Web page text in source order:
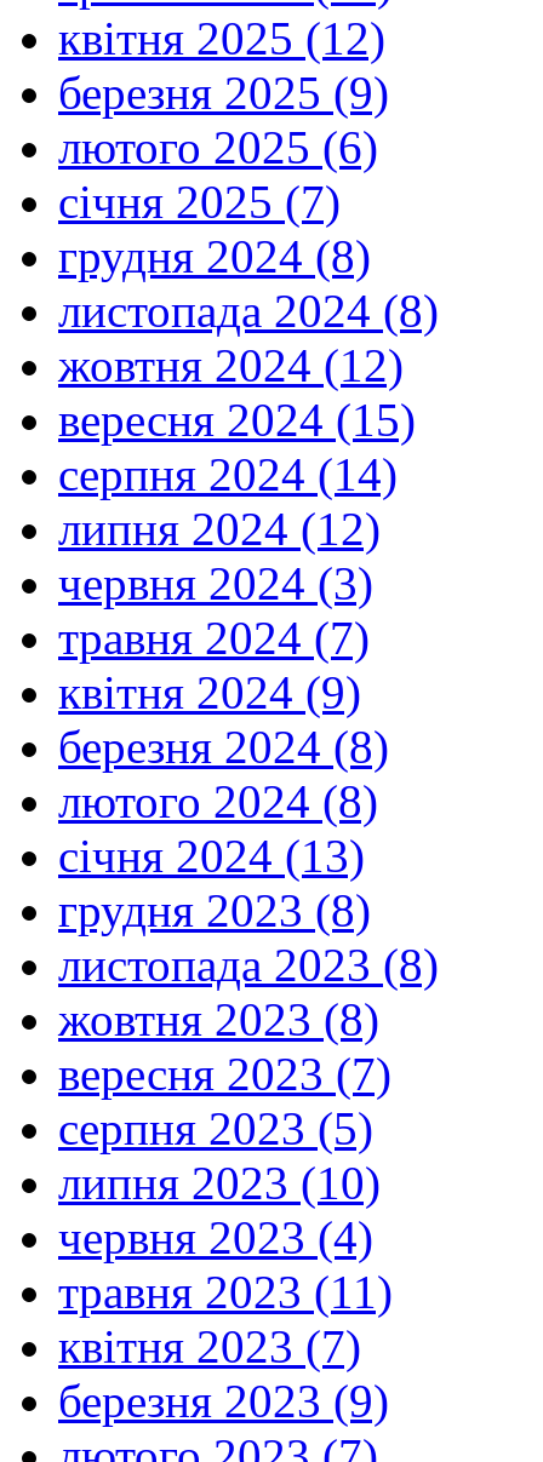
квітня 2025 (12)
березня 2025 (9)
лютого 2025 (6)
січня 2025 (7)
грудня 2024 (8)
листопада 2024 (8)
жовтня 2024 (12)
вересня 2024 (15)
серпня 2024 (14)
липня 2024 (12)
червня 2024 (3)
травня 2024 (7)
квітня 2024 (9)
березня 2024 (8)
лютого 2024 (8)
січня 2024 (13)
грудня 2023 (8)
листопада 2023 (8)
жовтня 2023 (8)
вересня 2023 (7)
серпня 2023 (5)
липня 2023 (10)
червня 2023 (4)
травня 2023 (11)
квітня 2023 (7)
березня 2023 (9)